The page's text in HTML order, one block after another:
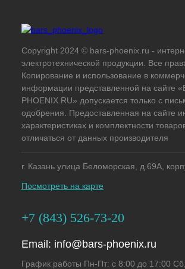
Copyright 2024 © bars-phoenix.ru -
электротехнической продукции. Все
Копирование и использование в
информации представленной на сайте
PHOENIX.RU» допускается только с
одобрения. Предоставленная на сайте
характеристиках и комплектности
отличаться от данных производителя
г. Казань улица Беломорская, д.69А,
Посмотреть на карте
+7 (843) 526-73-20
Email: info@bars-phoenix.ru
График работы Пн-Пт: с 8:00 до 17:00